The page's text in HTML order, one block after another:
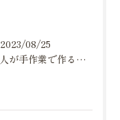
2023/08/25
職人が手作業で作る高品質な革製品